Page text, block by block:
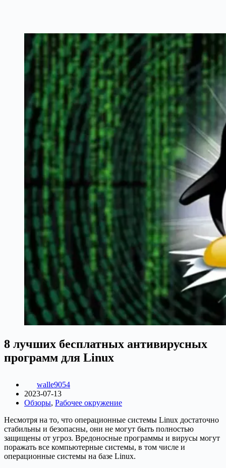
8 лучших бесплатных антивирусных
программ для Linux
walle9054
2023-07-13
Обзоры, Рабочее окружение
Несмотря на то, что операционные системы Linux достаточно
стабильны и безопасны, они не могут быть полностью
защищены от угроз. Вредоносные программы и вирусы могут
поражать все компьютерные системы, в том числе и
операционные системы на базе Linux.